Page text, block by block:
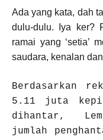
Ada yang kata, dah
dulu-dulu. Iya ker?
ramai yang ‘setia’
saudara, kenalan
Berdasarkan
5.11 juta
dihantar,
jumlah